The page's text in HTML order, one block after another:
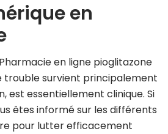
en
Pharmacie en ligne pioglitazone
trouble survient principalement
est essentiellement clinique. Si
êtes informé sur les différents
pour lutter efficacement